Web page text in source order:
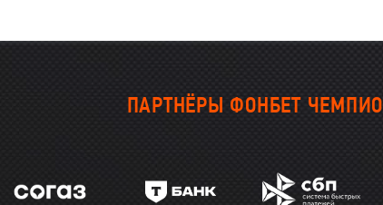
ПАРТНЁРЫ ФОНБЕТ